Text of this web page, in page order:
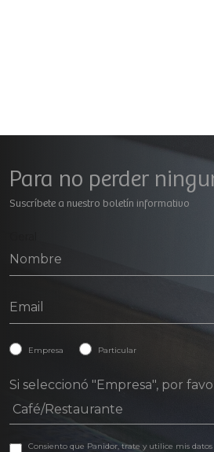
Para no perder
Suscríbete a nuestro boletín informativo
Empresa Particular
Si seleccionó "Empresa", por
Consiento que Panidor, trate y utilice mis